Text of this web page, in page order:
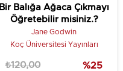
Bir Balığa Ağaca Çıkmayı
Öğretebilir misiniz.?
Jane Godwin
Koç Üniversitesi Yayınları
₺120,00 %25